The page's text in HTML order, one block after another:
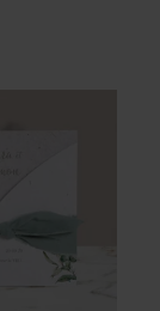
striée verte